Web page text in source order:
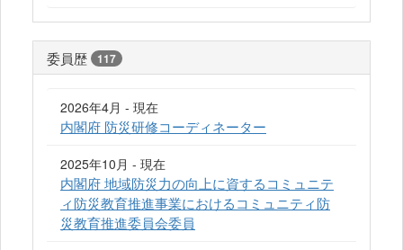
委員歴 117
2026年4月 - 現在
内閣府 防災研修コーディネーター
2025年10月 - 現在
内閣府 地域防災力の向上に資するコミュニテ
ィ防災教育推進事業におけるコミュニティ防
災教育推進委員会委員